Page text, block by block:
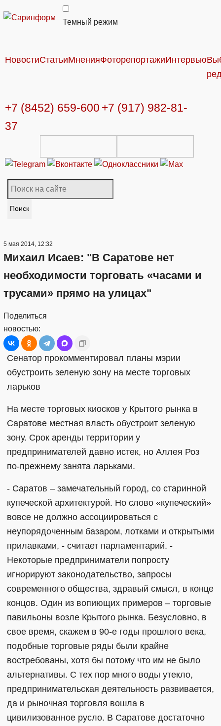
Темный режим
НовостиСтатьиМненияФоторепортажиИнтервью
+7 (8452) 659-600 +7 (917) 982-81-
37
Поиск
5 мая 2014, 12:32
Михаил Исаев: "В Саратове нет
необходимости торговать «часами и
трусами» прямо на улицах"
Поделиться
новостью:
Сенатор прокомментировал планы мэрии
обустроить зеленую зону на месте торговых
ларьков
На месте торговых киосков у Крытого рынка в
Саратове местная власть обустроит зеленую
зону. Срок аренды территории у
предпринимателей давно истек, но Аллея Роз
по-прежнему занята ларьками.
- Саратов – замечательный город, со старинной
купеческой архитектурой. Но слово «купеческий»
вовсе не должно ассоциироваться с
неупорядоченным базаром, лотками и открытыми
прилавками, - считает парламентарий. -
Некоторые предприниматели попросту
игнорируют законодательство, запросы
современного общества, здравый смысл, в конце
концов. Один из вопиющих примеров – торговые
павильоны возле Крытого рынка. Безусловно, в
свое время, скажем в 90-е годы прошлого века,
подобные торговые ряды были крайне
востребованы, хотя бы потому что им не было
альтернативы. С тех пор много воды утекло,
предпринимательская деятельность развивается,
да и рыночная торговля вошла в
цивилизованное русло. В Саратове достаточно